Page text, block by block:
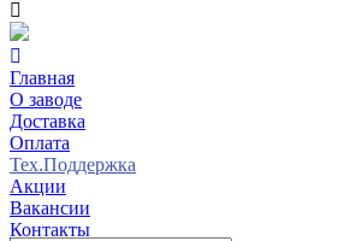
Главная
О заводе
Доставка
Оплата
Тех.Поддержка
Акции
Вакансии
Контакты